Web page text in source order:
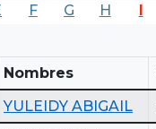
F G H I
Nombres
YULEIDY ABIGAIL